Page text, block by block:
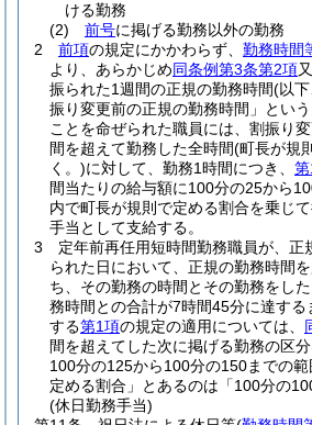
ける勤務
(2)
前号に掲げる勤務以外の勤務
2
前項の規定にかかわらず、 勤務時間
より、あらかじめ同条例第3条第2項
振られた1週間の正規の勤務時間(以
振り変更前の正規の勤務時間」とい
ことを命ぜられた職員には、割振り
間を超えて勤務した全時間(町長が規
く。)に対して、勤務1時間につき、
間当たりの給与額に100分の25から
内で町長が規則で定める割合を乗じ
手当として支給する。
3
定年前再任用短時間勤務職員が、正
られた日において、正規の勤務時間
ち、その勤務の時間とその勤務をし
務時間との合計が7時間45分に達す
する第1項の規定の適用については、
間を超えてした次に掲げる勤務の区
100分の125から100分の150までの
定める割合」とあるのは「100分の
(休日勤務手当)